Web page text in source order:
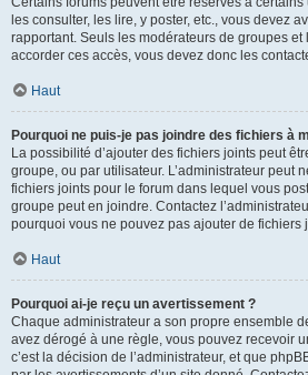
les consulter, les lire, y poster, etc., vous devez
rapportant. Seuls les modérateurs de groupes
accorder ces accès, vous devez donc les
Haut
Pourquoi ne puis-je pas joindre des fichiers à
La possibilité d’ajouter des fichiers joints peut
groupe, ou par utilisateur. L’administrateur peut
fichiers joints pour le forum dans lequel vous
groupe peut en joindre. Contactez
pourquoi vous ne pouvez pas ajouter de fichiers
Haut
Pourquoi ai-je reçu un avertissement ?
Chaque administrateur a son propre ensemble
avez dérogé à une règle, vous pouvez recevoir
c’est la décision de l’administrateur, et que